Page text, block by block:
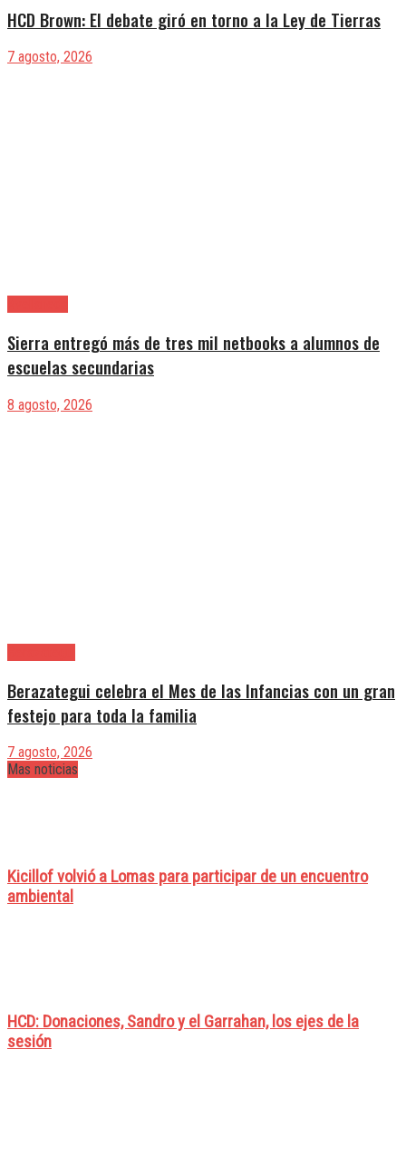
HCD Brown: El debate giró en torno a la Ley de Tierras
7 agosto, 2026
Sierra entregó más de tres mil netbooks a alumnos de
escuelas secundarias
8 agosto, 2026
Berazategui celebra el Mes de las Infancias con un gran
festejo para toda la familia
7 agosto, 2026
Mas noticias
Kicillof volvió a Lomas para participar de un encuentro
ambiental
HCD: Donaciones, Sandro y el Garrahan, los ejes de la
sesión